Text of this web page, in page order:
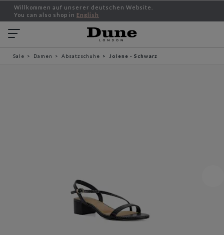
Willkommen auf unserer deutschen Website.
You can also shop in English
Sale Damen Absatzschuhe Jolene - Schwarz